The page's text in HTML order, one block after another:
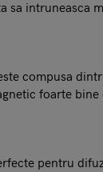
sa intruneasca
compusa
foarte
pentru